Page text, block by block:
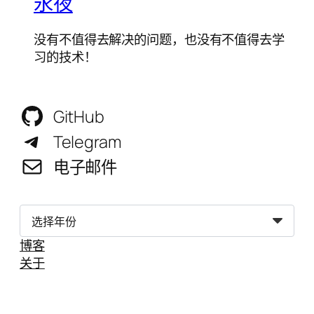
没有不值得去解决的问题，也没有不值得去学
习的技术！
GitHub
Telegram
电子邮件
归
档
博客
关于